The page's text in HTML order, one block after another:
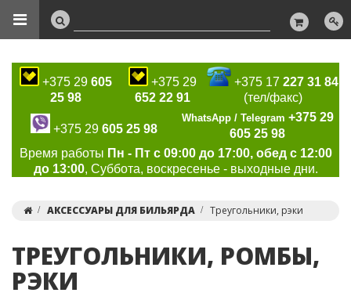
+375 29 605
25 98
+375 29
652 22 91
+375 17227 31 84
(тел/факс)
+375 29 605 25 98
WhatsApp / Telegram +375 29
605 25 98
Время работы Пн - Пт с 09:00 до 17:00, обед с 12:00
до 13:00, Суббота, воскресенье - выходные дни.
АКСЕССУАРЫ ДЛЯ БИЛЬЯРДА Треугольники, рэки
ТРЕУГОЛЬНИКИ, РОМБЫ,
РЭКИ